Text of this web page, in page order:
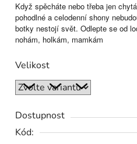
Když spěcháte nebo třeba jen
pohodlné a celodenní shony
botky nestojí svět. Odlepte se od
nohám, holkám, mamkám
Velikost
Dostupnost
Kód: